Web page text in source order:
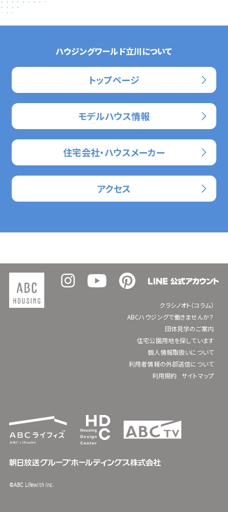
ハウジングワールド立川について
トップページ
モデルハウス情報
住宅会社・ハウスメーカー
アクセス
クラシノオト（コラム）
ABCハウジングで働きませんか？
団体見学のご案内
住宅公園用地を探しています
個人情報取扱いについて
利用者情報の外部送信について
利用規約
サイトマップ
©ABC Lifewith Inc.